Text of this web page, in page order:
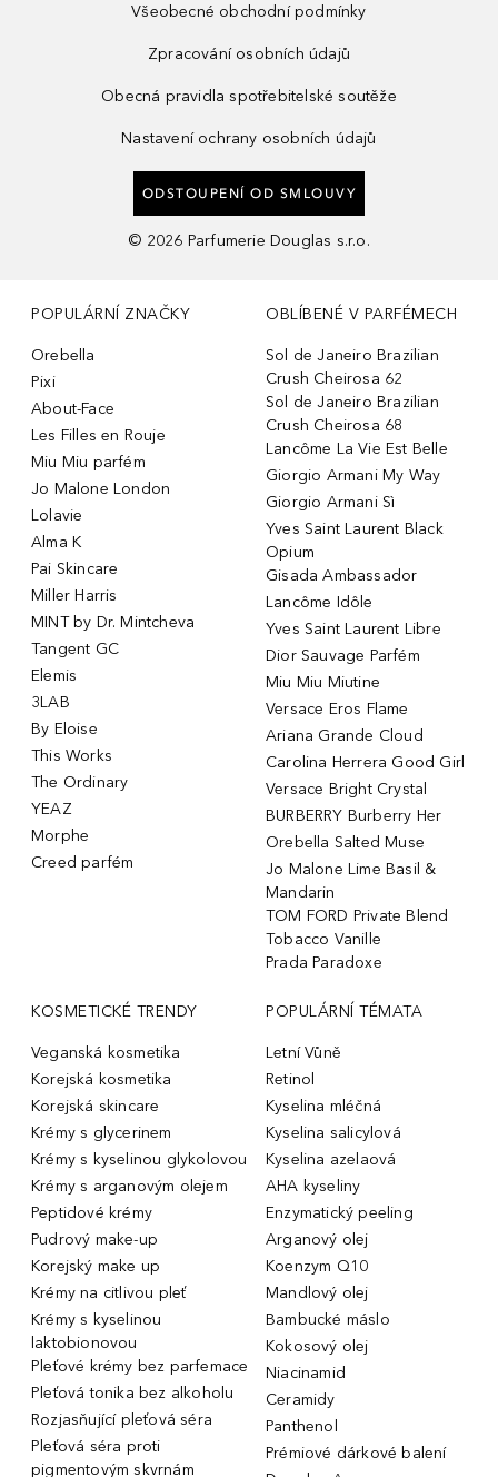
Všeobecné obchodní podmínky
Zpracování osobních údajů
Obecná pravidla spotřebitelské soutěže
Nastavení ochrany osobních údajů
ODSTOUPENÍ OD SMLOUVY
© 2026 Parfumerie Douglas s.r.o.
POPULÁRNÍ ZNAČKY
Orebella
Pixi
About-Face
Les Filles en Rouje
Miu Miu parfém
Jo Malone London
Lolavie
Alma K
Pai Skincare
Miller Harris
MINT by Dr. Mintcheva
Tangent GC
Elemis
3LAB
By Eloise
This Works
The Ordinary
YEAZ
Morphe
Creed parfém
OBLÍBENÉ V PARFÉMECH
Sol de Janeiro Brazilian
Crush Cheirosa 62
Sol de Janeiro Brazilian
Crush Cheirosa 68
Lancôme La Vie Est Belle
Giorgio Armani My Way
Giorgio Armani Sì
Yves Saint Laurent Black
Opium
Gisada Ambassador
Lancôme Idôle
Yves Saint Laurent Libre
Dior Sauvage Parfém
Miu Miu Miutine
Versace Eros Flame
Ariana Grande Cloud
Carolina Herrera Good Girl
Versace Bright Crystal
BURBERRY Burberry Her
Orebella Salted Muse
Jo Malone Lime Basil &
Mandarin
TOM FORD Private Blend
Tobacco Vanille
Prada Paradoxe
KOSMETICKÉ TRENDY
Veganská kosmetika
Korejská kosmetika
Korejská skincare
Krémy s glycerinem
Krémy s kyselinou glykolovou
Krémy s arganovým olejem
Peptidové krémy
Pudrový make-up
Korejský make up
Krémy na citlivou pleť
Krémy s kyselinou
laktobionovou
Pleťové krémy bez parfemace
Pleťová tonika bez alkoholu
Rozjasňující pleťová séra
Pleťová séra proti
pigmentovým skvrnám
POPULÁRNÍ TÉMATA
Letní Vůně
Retinol
Kyselina mléčná
Kyselina salicylová
Kyselina azelaová
AHA kyseliny
Enzymatický peeling
Arganový olej
Koenzym Q10
Mandlový olej
Bambucké máslo
Kokosový olej
Niacinamid
Ceramidy
Panthenol
Prémiové dárkové balení